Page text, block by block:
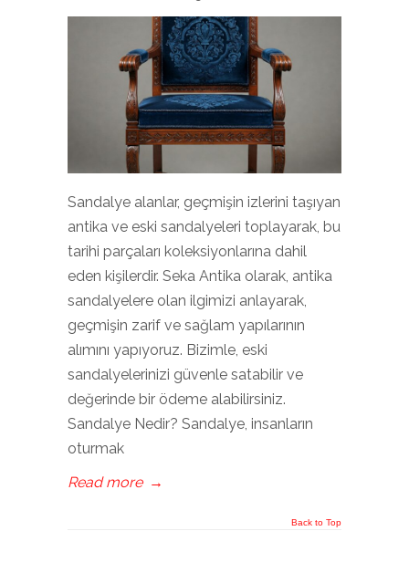
Sandalye alanlar, geçmişin izlerini taşıyan
antika ve eski sandalyeleri toplayarak, bu
tarihi parçaları koleksiyonlarına dahil
eden kişilerdir. Seka Antika olarak, antika
sandalyelere olan ilgimizi anlayarak,
geçmişin zarif ve sağlam yapılarının
alımını yapıyoruz. Bizimle, eski
sandalyelerinizi güvenle satabilir ve
değerinde bir ödeme alabilirsiniz.
Sandalye Nedir? Sandalye, insanların
oturmak
Read more →
Back to Top